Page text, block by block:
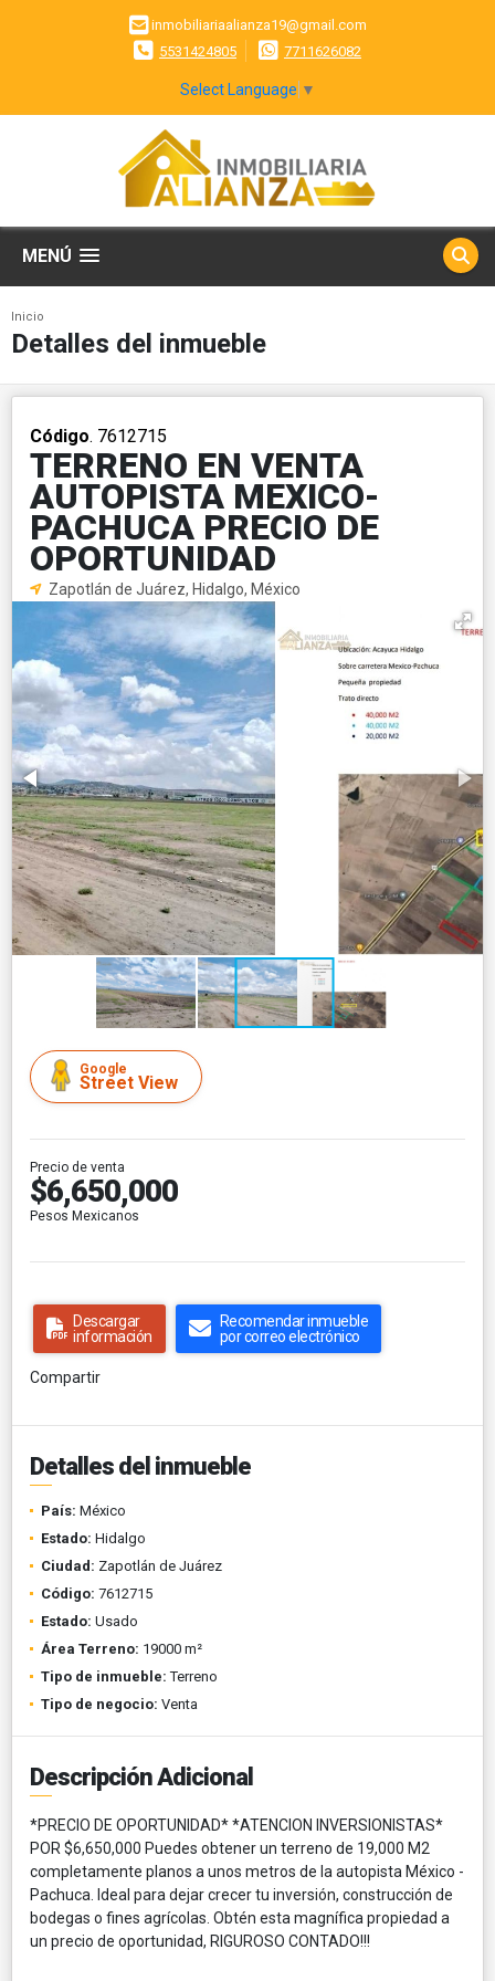
inmobiliariaalianza19@gmail.com
5531424805
7711626082
Select Language ▼
MENÚ
Inicio
Detalles del inmueble
Código. 7612715
TERRENO EN VENTA
AUTOPISTA MEXICO-
PACHUCA PRECIO DE
OPORTUNIDAD
Zapotlán de Juárez, Hidalgo, México
Google
Street View
Precio de venta
$6,650,000
Pesos Mexicanos
Descargar
información
Recomendar inmueble
por correo electrónico
Compartir
Detalles del inmueble
País: México
Estado: Hidalgo
Ciudad: Zapotlán de Juárez
Código: 7612715
Estado: Usado
Área Terreno: 19000 m²
Tipo de inmueble: Terreno
Tipo de negocio: Venta
Descripción Adicional
*PRECIO DE OPORTUNIDAD* *ATENCION INVERSIONISTAS*
POR $6,650,000 Puedes obtener un terreno de 19,000 M2
completamente planos a unos metros de la autopista México -
Pachuca. Ideal para dejar crecer tu inversión, construcción de
bodegas o fines agrícolas. Obtén esta magnífica propiedad a
un precio de oportunidad, RIGUROSO CONTADO!!!